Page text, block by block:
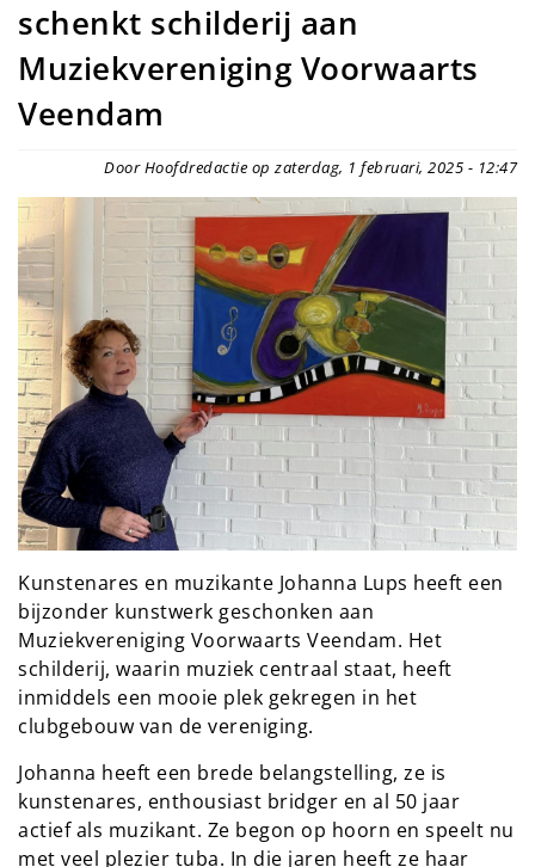
schenkt schilderij aan
Muziekvereniging Voorwaarts
Veendam
Door Hoofdredactie op zaterdag, 1 februari, 2025 - 12:47
Kunstenares en muzikante Johanna Lups heeft een
bijzonder kunstwerk geschonken aan
Muziekvereniging Voorwaarts Veendam. Het
schilderij, waarin muziek centraal staat, heeft
inmiddels een mooie plek gekregen in het
clubgebouw van de vereniging.
Johanna heeft een brede belangstelling, ze is
kunstenares, enthousiast bridger en al 50 jaar
actief als muzikant. Ze begon op hoorn en speelt nu
met veel plezier tuba. In die jaren heeft ze haar